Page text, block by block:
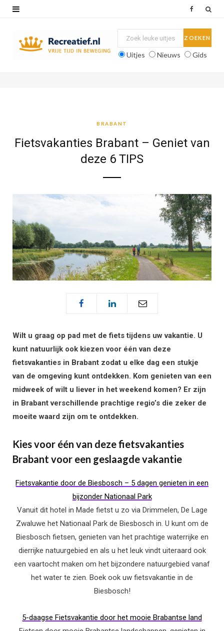
Uitjes Nieuws Gids
BRABANT
Fietsvakanties Brabant – Geniet van
deze 6 TIPS
Wilt u graag op pad met de fiets tijdens uw vakantie. U
kunt natuurlijk ook kiezen voor één van deze
fietsvakanties in Brabant zodat u elke dag een stukje
van de omgeving kunt ontdekken. Kom genieten van een
midweek of wilt u liever in het weekend komen? Er zijn
in Brabant verschillende prachtige regio’s die zeker de
moeite waard zijn om te ontdekken.
Kies voor één van deze fietsvakanties
Brabant voor een geslaagde vakantie
Fietsvakantie door de Biesbosch – 5 dagen genieten in een
bijzonder Nationaal Park
Vanuit dit hotel in Made fietst u zo via Drimmelen, De Lage
Zwaluwe het Nationaal Park de Biesbosch in. U kunt om de
Biesbosch fietsen, genieten van het prachtige waterrijke en
dierrijke natuurgebied en als u het leuk vindt uiteraard ook
een vaartocht maken om het bijzondere natuurgebied vanaf
het water te zien. Boek ook uw fietsvakantie in de
Biesbosch!
5-daagse Fietsvakantie door het mooie Brabantse land